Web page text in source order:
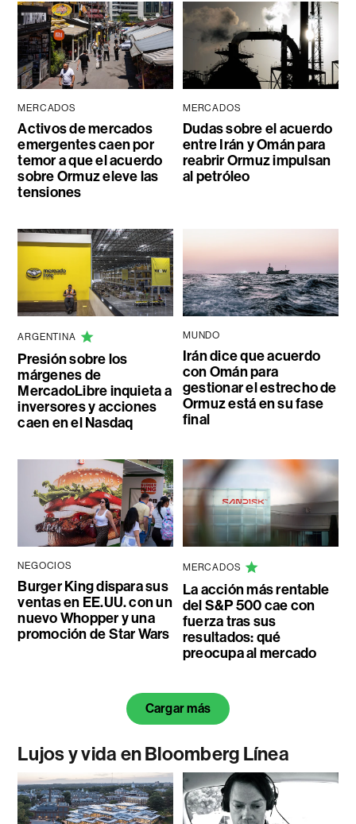
MERCADOS
Activos de mercados
emergentes caen por
temor a que el acuerdo
sobre Ormuz eleve las
tensiones
MERCADOS
Dudas sobre el acuerdo
entre Irán y Omán para
reabrir Ormuz impulsan
al petróleo
ARGENTINA
Presión sobre los
márgenes de
MercadoLibre inquieta a
inversores y acciones
caen en el Nasdaq
MUNDO
Irán dice que acuerdo
con Omán para
gestionar el estrecho de
Ormuz está en su fase
final
NEGOCIOS
Burger King dispara sus
ventas en EE.UU. con un
nuevo Whopper y una
promoción de Star Wars
MERCADOS
La acción más rentable
del S&P 500 cae con
fuerza tras sus
resultados: qué
preocupa al mercado
Cargar más
Lujos y vida en Bloomberg Línea